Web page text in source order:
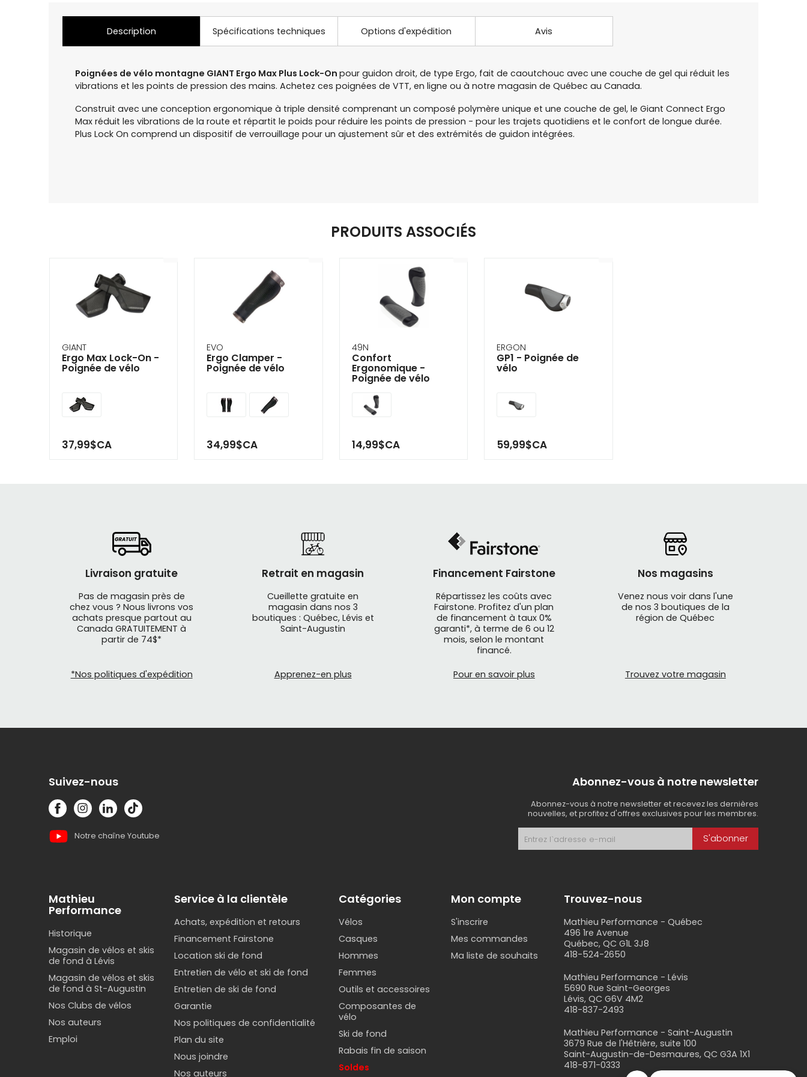
Description Spécifications techniques Options d'expédition Avis
Poignées de vélo montagne GIANT Ergo Max Plus Lock-On pour guidon droit, de type Ergo, fait de caoutchouc avec une couche de gel qui réduit les
vibrations et les points de pression des mains. Achetez ces poignées de VTT, en ligne ou à notre magasin de Québec au Canada.
Construit avec une conception ergonomique à triple densité comprenant un composé polymère unique et une couche de gel, le Giant Connect Ergo
Max réduit les vibrations de la route et répartit le poids pour réduire les points de pression - pour les trajets quotidiens et le confort de longue durée.
Plus Lock On comprend un dispositif de verrouillage pour un ajustement sûr et des extrémités de guidon intégrées.
PRODUITS ASSOCIÉS
GIANT
Ergo Max Lock-On -
Poignée de vélo
37,99$CA
EVO
Ergo Clamper -
Poignée de vélo
34,99$CA
49N
Confort
Ergonomique -
Poignée de vélo
14,99$CA
ERGON
GP1 - Poignée de
vélo
59,99$CA
Livraison gratuite
Pas de magasin près de
chez vous ? Nous livrons vos
achats presque partout au
Canada GRATUITEMENT à
partir de 74$*
*Nos politiques d'expédition
Retrait en magasin
Cueillette gratuite en
magasin dans nos 3
boutiques : Québec, Lévis et
Saint-Augustin
Apprenez-en plus
Financement Fairstone
Répartissez les coûts avec
Fairstone. Profitez d'un plan
de financement à taux 0%
garanti*, à terme de 6 ou 12
mois, selon le montant
financé.
Pour en savoir plus
Nos magasins
Venez nous voir dans l'une
de nos 3 boutiques de la
région de Québec
Trouvez votre magasin
Suivez-nous
Notre chaîne Youtube
Abonnez-vous à notre newsletter
Abonnez-vous à notre newsletter et recevez les dernières
nouvelles, et profitez d'offres exclusives pour les membres.
S'abonner
Mathieu
Performance
Historique
Magasin de vélos et skis
de fond à Lévis
Magasin de vélos et skis
de fond à St-Augustin
Nos Clubs de vélos
Nos auteurs
Emploi
Service à la clientèle
Achats, expédition et retours
Financement Fairstone
Location ski de fond
Entretien de vélo et ski de fond
Entretien de ski de fond
Garantie
Nos politiques de confidentialité
Plan du site
Nous joindre
Nos auteurs
Catégories
Vélos
Casques
Hommes
Femmes
Outils et accessoires
Composantes de
vélo
Ski de fond
Rabais fin de saison
Soldes
Mon compte
S'inscrire
Mes commandes
Ma liste de souhaits
Trouvez-nous
Mathieu Performance - Québec
496 1re Avenue
Québec, QC G1L 3J8
418-524-2650
Mathieu Performance - Lévis
5690 Rue Saint-Georges
Lévis, QC G6V 4M2
418-837-2493
Mathieu Performance - Saint-Augustin
3679 Rue de l'Hêtrière, suite 100
Saint-Augustin-de-Desmaures, QC G3A 1X1
418-871-0333